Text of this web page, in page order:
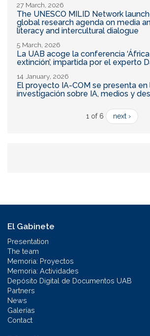
27 March, 2026
The UNESCO MILID Network
global research agenda on media
literacy and intercultural dialogue
5 March, 2026
La UAB acoge la conferencia
extinción’, impartida por el experto
14 January, 2026
El proyecto IA-COM se presenta en
investigación sobre IA, medios y
1 of 6 next ›
El Gabinete
Presentation
The team
Memoria: Proyectos
Memoria: Actividades
Depósito Digital de Documentos UAB
Partners
News
Galerías
Contact